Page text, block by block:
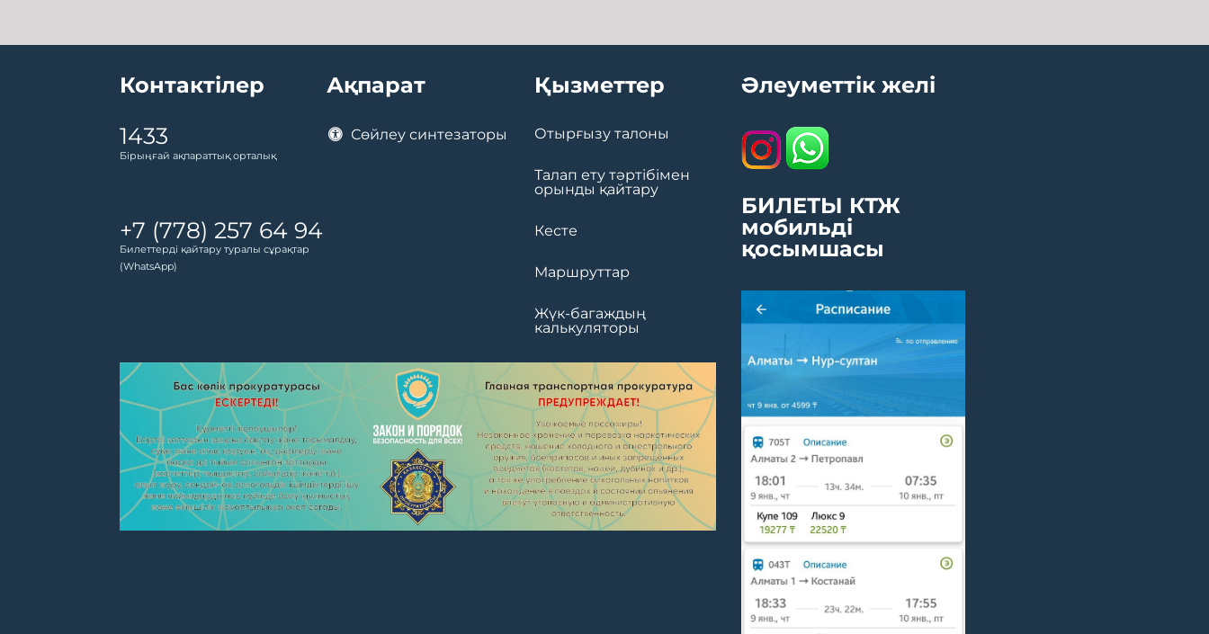
Контактілер
1433
Бірыңғай ақпараттық орталық
+7 (778) 257 64 94
Билеттерді қайтару туралы сұрақтар
(WhatsApp)
Ақпарат
Сөйлеу синтезаторы
Қызметтер
Отырғызу талоны
Талап ету тәртібімен
орынды қайтару
Кесте
Маршруттар
Жүк-багаждың
калькуляторы
Әлеуметтік желі
БИЛЕТЫ КТЖ
мобильді
қосымшасы